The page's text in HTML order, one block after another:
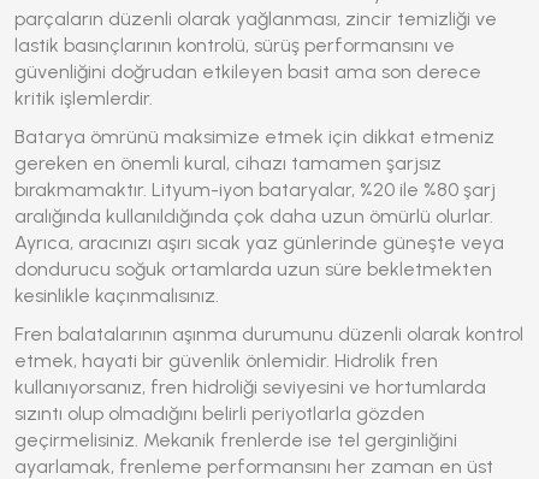
parçaların düzenli olarak yağlanması, zincir temizliği ve
lastik basınçlarının kontrolü, sürüş performansını ve
güvenliğini doğrudan etkileyen basit ama son derece
kritik işlemlerdir.
Batarya ömrünü maksimize etmek için dikkat etmeniz
gereken en önemli kural, cihazı tamamen şarjsız
bırakmamaktır. Lityum-iyon bataryalar, %20 ile %80 şarj
aralığında kullanıldığında çok daha uzun ömürlü olurlar.
Ayrıca, aracınızı aşırı sıcak yaz günlerinde güneşte veya
dondurucu soğuk ortamlarda uzun süre bekletmekten
kesinlikle kaçınmalısınız.
Fren balatalarının aşınma durumunu düzenli olarak kontrol
etmek, hayati bir güvenlik önlemidir. Hidrolik fren
kullanıyorsanız, fren hidroliği seviyesini ve hortumlarda
sızıntı olup olmadığını belirli periyotlarla gözden
geçirmelisiniz. Mekanik frenlerde ise tel gerginliğini
ayarlamak, frenleme performansını her zaman en üst